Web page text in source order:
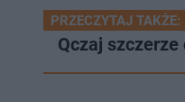
PRZECZYTAJ TAKŻE:
Qczaj